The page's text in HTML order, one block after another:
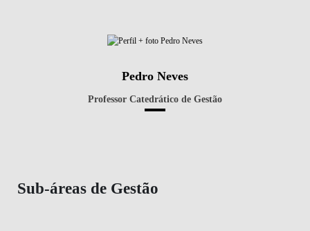
Pedro Neves
Professor Catedrático de Gestão
Sub-áreas de Gestão